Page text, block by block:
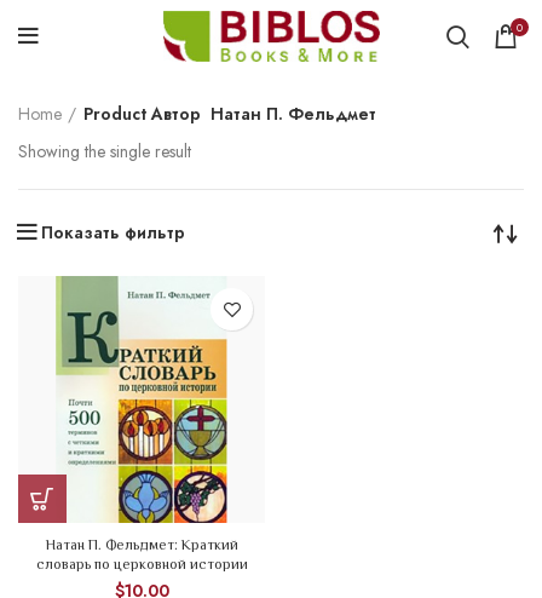
0
Home Product Автор Натан П. Фельдмет
Showing the single result
Показать фильтр
Натан П. Фельдмет: Краткий
словарь по церковной истории
$10.00